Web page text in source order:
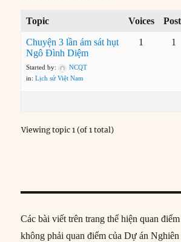
Topic Voices
Chuyện 3 lần ám sát hụt
Ngô Đình Diệm
Started by:
NCQT
in:Lịch sử Việt Nam
1 1
Viewing topic 1 (of 1 total)
Các bài viết trên trang thể hiện quan
không phải quan điểm của Dự án